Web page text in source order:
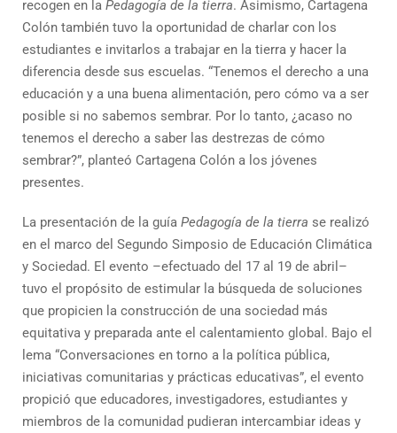
recogen en la Pedagogía de la tierra. Asimismo, Cartagena
Colón también tuvo la oportunidad de charlar con los
estudiantes e invitarlos a trabajar en la tierra y hacer la
diferencia desde sus escuelas. “Tenemos el derecho a una
educación y a una buena alimentación, pero cómo va a ser
posible si no sabemos sembrar. Por lo tanto, ¿acaso no
tenemos el derecho a saber las destrezas de cómo
sembrar?”, planteó Cartagena Colón a los jóvenes
presentes.
La presentación de la guía Pedagogía de la tierra se realizó
en el marco del Segundo Simposio de Educación Climática
y Sociedad. El evento –efectuado del 17 al 19 de abril–
tuvo el propósito de estimular la búsqueda de soluciones
que propicien la construcción de una sociedad más
equitativa y preparada ante el calentamiento global. Bajo el
lema “Conversaciones en torno a la política pública,
iniciativas comunitarias y prácticas educativas”, el evento
propició que educadores, investigadores, estudiantes y
miembros de la comunidad pudieran intercambiar ideas y